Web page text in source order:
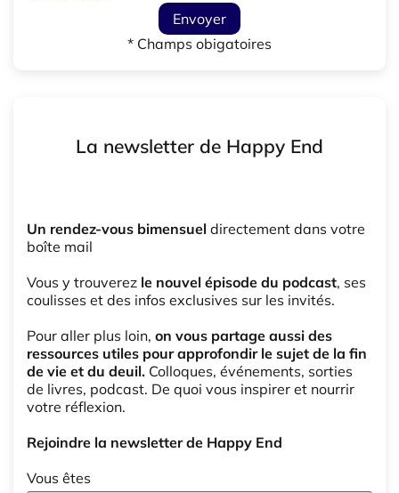
Envoyer
* Champs obigatoires
La newsletter de Happy End
Un rendez-vous bimensuel directement dans votre
boîte mail
Vous y trouverez le nouvel épisode du podcast, ses
coulisses et des infos exclusives sur les invités.
Pour aller plus loin, on vous partage aussi des
ressources utiles pour approfondir le sujet de la fin
de vie et du deuil. Colloques, événements, sorties
de livres, podcast. De quoi vous inspirer et nourrir
votre réflexion.
Rejoindre la newsletter de Happy End
Vous êtes